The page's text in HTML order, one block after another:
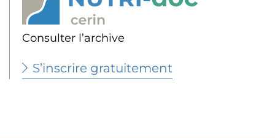
Consulter l’archive
S’inscrire gratuitement